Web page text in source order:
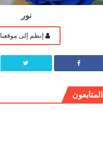
نور
إنظم إلى موقعنا
المتابعون